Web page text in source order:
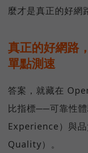
麼才是真正的好網
真正的好網路
單點測速
答案，就藏在
比指標──可靠性
Experience）與
Quality）。